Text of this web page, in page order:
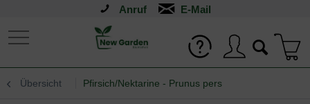
Anruf
Übersicht Pfirsich/Nektarine - Prunus pers